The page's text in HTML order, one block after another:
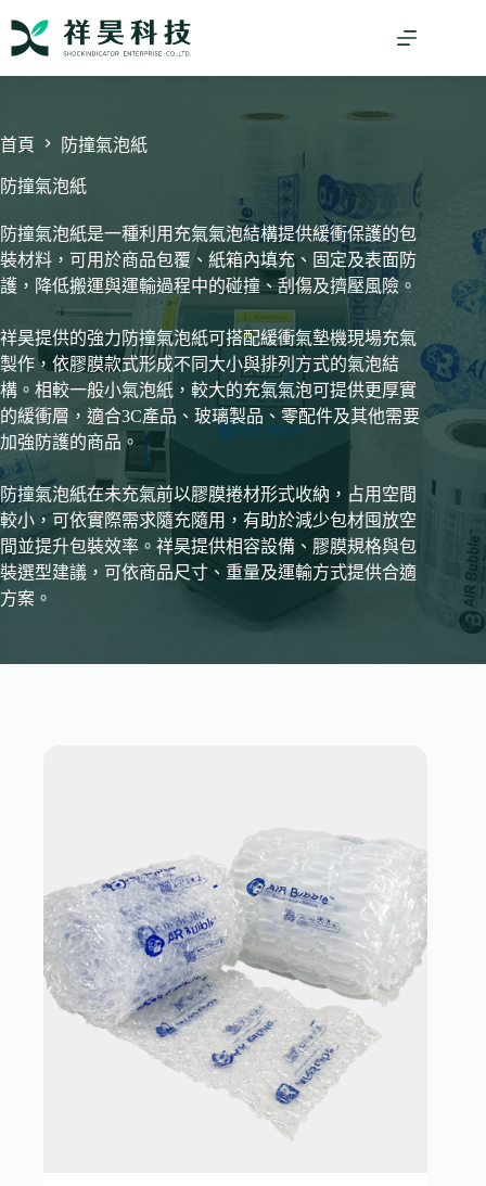
容
首頁 防撞氣泡紙
防撞氣泡紙
防撞氣泡紙是一種利用充氣氣泡結構提供緩衝保護的包
裝材料，可用於商品包覆、紙箱內填充、固定及表面防
護，降低搬運與運輸過程中的碰撞、刮傷及擠壓風險。
祥昊提供的強力防撞氣泡紙可搭配緩衝氣墊機現場充氣
製作，依膠膜款式形成不同大小與排列方式的氣泡結
構。相較一般小氣泡紙，較大的充氣氣泡可提供更厚實
的緩衝層，適合3C產品、玻璃製品、零配件及其他需要
加強防護的商品。
防撞氣泡紙在未充氣前以膠膜捲材形式收納，占用空間
較小，可依實際需求隨充隨用，有助於減少包材囤放空
間並提升包裝效率。祥昊提供相容設備、膠膜規格與包
裝選型建議，可依商品尺寸、重量及運輸方式提供合適
方案。